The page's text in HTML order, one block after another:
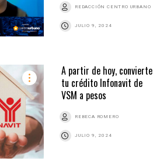
REDACCIÓN CENTRO URBANO
JULIO 9, 2024
A partir de hoy, convierte
tu crédito Infonavit de
VSM a pesos
REBECA ROMERO
JULIO 9, 2024